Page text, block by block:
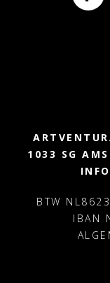
1033 SG
BTW
IBAN